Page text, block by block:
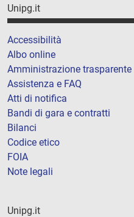
Unipg.it
Accessibilità
Albo online
Amministrazione trasparente
Assistenza e FAQ
Atti di notifica
Bandi di gara e contratti
Bilanci
Codice etico
FOIA
Note legali
Unipg.it